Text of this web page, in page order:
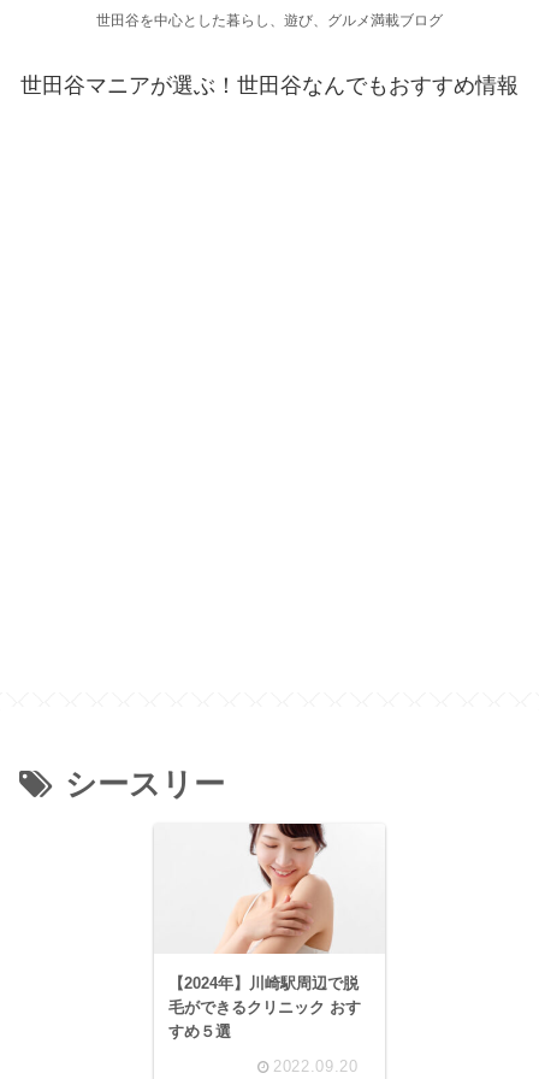
世田谷を中心とした暮らし、遊び、グルメ満載ブログ
世田谷マニアが選ぶ！世田谷なんでもおすすめ情報
シースリー
【2024年】川崎駅周辺で脱
毛ができるクリニック おす
すめ５選
2022.09.20